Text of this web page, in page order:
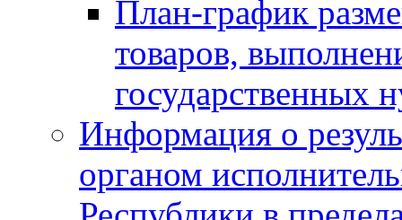
План-график
товаров,
государственных
Информация о
органом